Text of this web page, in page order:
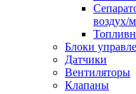
воздух/
Блоки
Датчики
Вентиляторы
Клапаны